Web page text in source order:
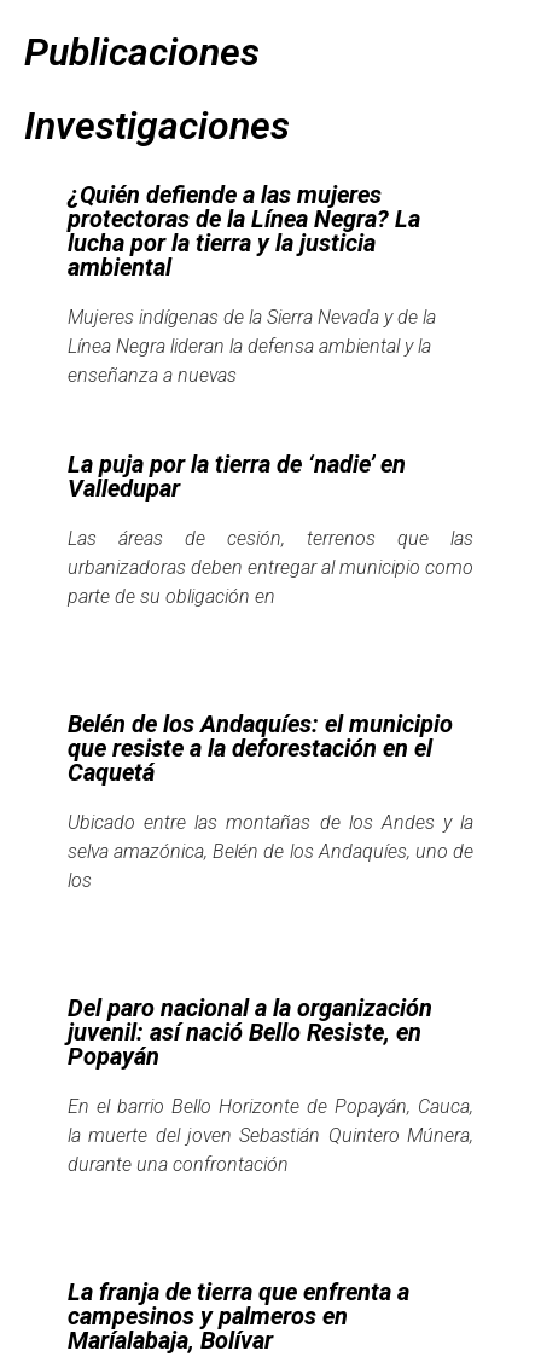
Publicaciones
Investigaciones
¿Quién defiende a las mujeres
protectoras de la Línea Negra? La
lucha por la tierra y la justicia
ambiental
Mujeres indígenas de la Sierra Nevada y de la
Línea Negra lideran la defensa ambiental y la
enseñanza a nuevas
La puja por la tierra de ‘nadie’ en
Valledupar
Las áreas de cesión, terrenos que las
urbanizadoras deben entregar al municipio como
parte de su obligación en
Belén de los Andaquíes: el municipio
que resiste a la deforestación en el
Caquetá
Ubicado entre las montañas de los Andes y la
selva amazónica, Belén de los Andaquíes, uno de
los
Del paro nacional a la organización
juvenil: así nació Bello Resiste, en
Popayán
En el barrio Bello Horizonte de Popayán, Cauca,
la muerte del joven Sebastián Quintero Múnera,
durante una confrontación
La franja de tierra que enfrenta a
campesinos y palmeros en
Maríalabaja, Bolívar